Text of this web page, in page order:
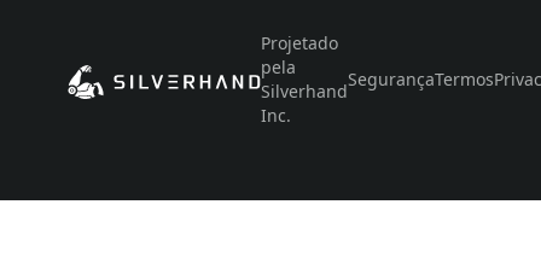
Projetado
pela
Silverhand
Inc.
SegurançaTermos